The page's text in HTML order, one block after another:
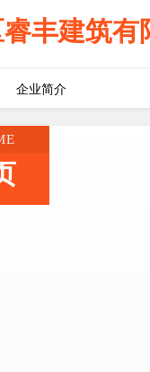
丰建筑有
企业简介